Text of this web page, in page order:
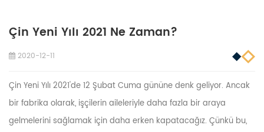
Çin Yeni Yılı 2021 Ne Zaman?
2020-12-11
Çin Yeni Yılı 2021'de 12 Şubat Cuma gününe denk geliyor. Ancak
bir fabrika olarak, işçilerin aileleriyle daha fazla bir araya
gelmelerini sağlamak için daha erken kapatacağız. Çünkü bu,